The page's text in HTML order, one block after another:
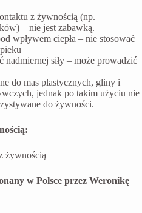
z żywnością (np.
– nie jest zabawką.
wpływem ciepła – nie stosować
siły – może prowadzić
do mas plastycznych, gliny i
jednak po takim użyciu nie
do żywności.
żywnością
w Polsce przez Weronikę